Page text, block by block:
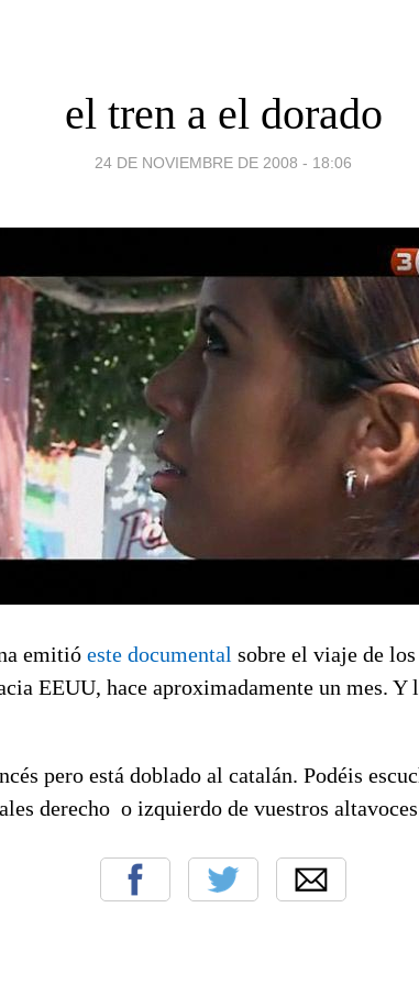
el tren a el dorado
24 DE NOVIEMBRE DE 2008 - 18:06
emitió este documental sobre el viaje de
EEUU, hace aproximadamente un mes. Y
pero está doblado al catalán. Podéis
derecho o izquierdo de vuestros